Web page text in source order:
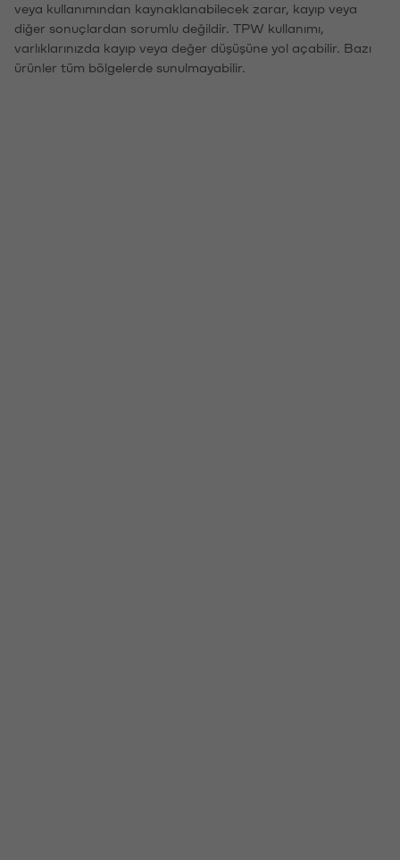
veya kullanımından kaynaklanabilecek zarar, kayıp veya
diğer sonuçlardan sorumlu değildir. TPW kullanımı,
varlıklarınızda kayıp veya değer düşüşüne yol açabilir. Bazı
ürünler tüm bölgelerde sunulmayabilir.